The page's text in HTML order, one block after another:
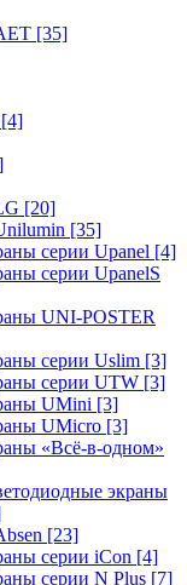
[35]
[4]
[20]
[35]
серии Upanel [4]
серии UpanelS
UNI-POSTER
серии Uslim [3]
серии UTW [3]
UMini [3]
UMicro [3]
«Всё-в-одном»
экраны
[23]
серии iCon [4]
серии N Plus [7]